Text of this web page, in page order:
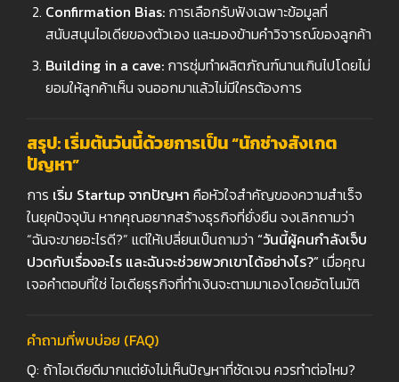
Confirmation Bias:การเลือกรับฟังเฉพาะข้อมูลที่
สนับสนุนไอเดียของตัวเอง และมองข้ามคำวิจารณ์ของลูกค้า
Building in a cave:การซุ่มทำผลิตภัณฑ์นานเกินไปโดยไม่
ยอมให้ลูกค้าเห็น จนออกมาแล้วไม่มีใครต้องการ
สรุป: เริ่มต้นวันนี้ด้วยการเป็น “นักช่างสังเกต
ปัญหา”
การ เริ่ม Startupจากปัญหา คือหัวใจสำคัญของความสำเร็จ
ในยุคปัจจุบัน หากคุณอยากสร้างธุรกิจที่ยั่งยืน จงเลิกถามว่า
“ฉันจะขายอะไรดี?” แต่ให้เปลี่ยนเป็นถามว่า “วันนี้ผู้คนกำลังเจ็บ
ปวดกับเรื่องอะไร และฉันจะช่วยพวกเขาได้อย่างไร?” เมื่อคุณ
เจอคำตอบที่ใช่ ไอเดียธุรกิจที่ทำเงินจะตามมาเองโดยอัตโนมัติ
คำถามที่พบบ่อย (FAQ)
Q: ถ้าไอเดียดีมากแต่ยังไม่เห็นปัญหาที่ชัดเจน ควรทำต่อไหม?